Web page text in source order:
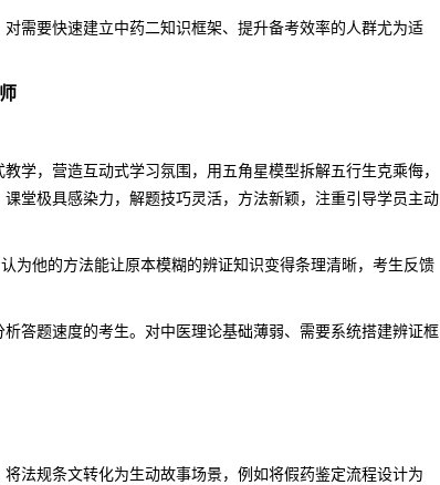
需要快速建立中药二知识框架、提升备考效率的人群尤为适
学，营造互动式学习氛围，用五角星模型拆解五行生克乘侮，
堂极具感染力，解题技巧灵活，方法新颖，注重引导学员主动
为他的方法能让原本模糊的辨证知识变得条理清晰，考生反馈
答题速度的考生。对中医理论基础薄弱、需要系统搭建辨证框
法规条文转化为生动故事场景，例如将假药鉴定流程设计为